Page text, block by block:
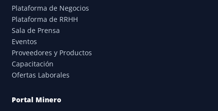
Plataforma de Negocios
Plataforma de RRHH
Sala de Prensa
Eventos
Proveedores y Productos
Capacitación
Ofertas Laborales
Portal Minero